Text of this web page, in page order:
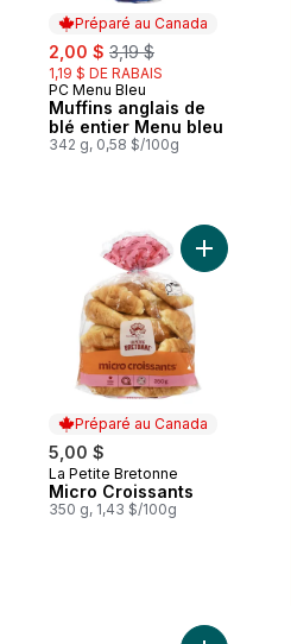
Préparé au Canada
sale:
2,00 $ , formerly:
3,19 $
1,19 $ DE RABAIS
Préparé au Canada
PC Menu Bleu
Muffins anglais de
blé entier Menu bleu
342 g, 0,58 $/100g
Préparé au Canada
5,00 $
Préparé au Canada
La Petite Bretonne
Micro Croissants
350 g, 1,43 $/100g
Ajouter